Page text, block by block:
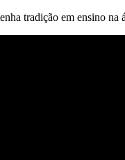
tradição em ensino na